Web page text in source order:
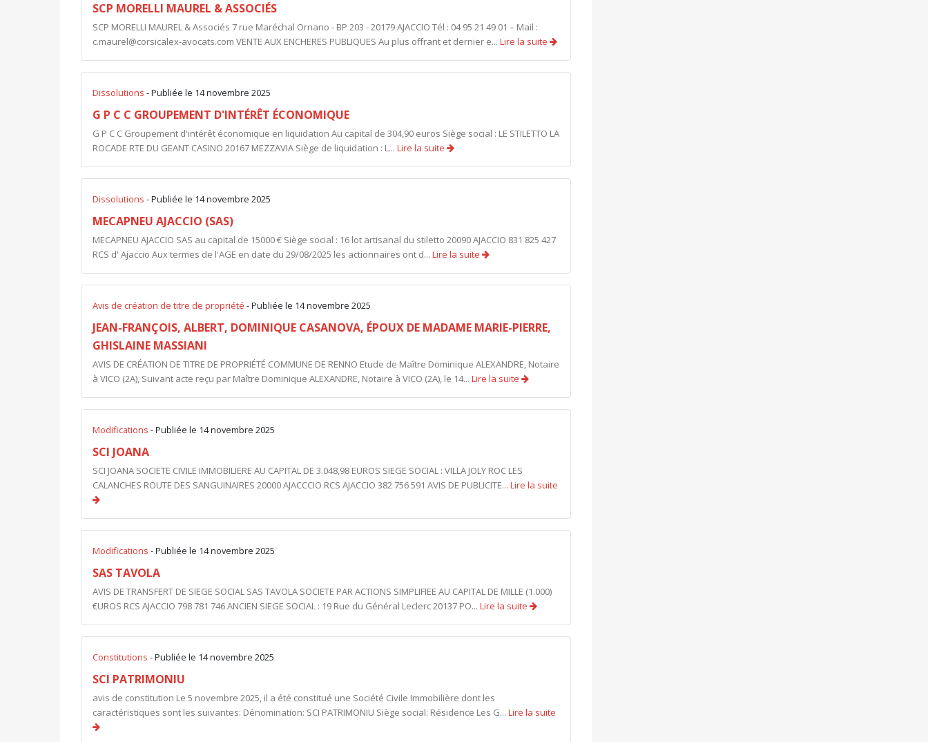
SCP MORELLI MAUREL & ASSOCIÉS
SCP MORELLI MAUREL & Associés 7 rue Maréchal Ornano - BP 203 - 20179 AJACCIO Tél : 04 95 21 49 01 – Mail :
c.maurel@corsicalex-avocats.com VENTE AUX ENCHERES PUBLIQUES Au plus offrant et dernier e... Lire la suite
Dissolutions - Publiée le 14 novembre 2025
G P C C GROUPEMENT D'INTÉRÊT ÉCONOMIQUE
G P C C Groupement d'intérêt économique en liquidation Au capital de 304,90 euros Siège social : LE STILETTO LA
ROCADE RTE DU GEANT CASINO 20167 MEZZAVIA Siège de liquidation : L... Lire la suite
Dissolutions - Publiée le 14 novembre 2025
MECAPNEU AJACCIO (SAS)
MECAPNEU AJACCIO SAS au capital de 15000 € Siège social : 16 lot artisanal du stiletto 20090 AJACCIO 831 825 427
RCS d' Ajaccio Aux termes de l'AGE en date du 29/08/2025 les actionnaires ont d... Lire la suite
Avis de création de titre de propriété - Publiée le 14 novembre 2025
JEAN-FRANÇOIS, ALBERT, DOMINIQUE CASANOVA, ÉPOUX DE MADAME MARIE-PIERRE,
GHISLAINE MASSIANI
AVIS DE CRÉATION DE TITRE DE PROPRIÉTÉ COMMUNE DE RENNO Etude de Maître Dominique ALEXANDRE, Notaire
à VICO (2A), Suivant acte reçu par Maître Dominique ALEXANDRE, Notaire à VICO (2A), le 14... Lire la suite
Modifications - Publiée le 14 novembre 2025
SCI JOANA
SCI JOANA SOCIETE CIVILE IMMOBILIERE AU CAPITAL DE 3.048,98 EUROS SIEGE SOCIAL : VILLA JOLY ROC LES
CALANCHES ROUTE DES SANGUINAIRES 20000 AJACCCIO RCS AJACCIO 382 756 591 AVIS DE PUBLICITE... Lire la suite
Modifications - Publiée le 14 novembre 2025
SAS TAVOLA
AVIS DE TRANSFERT DE SIEGE SOCIAL SAS TAVOLA SOCIETE PAR ACTIONS SIMPLIFIEE AU CAPITAL DE MILLE (1.000)
€UROS RCS AJACCIO 798 781 746 ANCIEN SIEGE SOCIAL : 19 Rue du Général Leclerc 20137 PO... Lire la suite
Constitutions - Publiée le 14 novembre 2025
SCI PATRIMONIU
avis de constitution Le 5 novembre 2025, il a été constitué une Société Civile Immobilière dont les
caractéristiques sont les suivantes: Dénomination: SCI PATRIMONIU Siège social: Résidence Les G... Lire la suite